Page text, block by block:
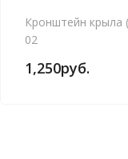
Кронштейн крыла
02
1,250руб.